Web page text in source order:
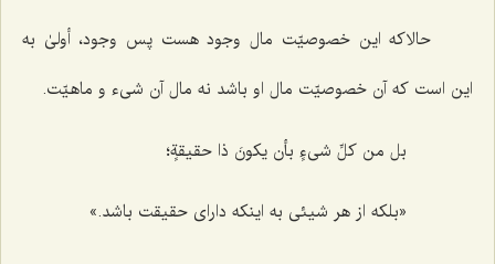
حالاکه این خصوصیّت مال وجود هست پس وجود، أولیٰ به
این است که آن خصوصیّت مال او باشد نه مال آن شیء و ماهیّت.
بل من کلِّ شیءٍ بأن یکونَ ذا حقیقةٍ؛
«بلکه از هر شیئی به اینکه دارای حقیقت باشد.»